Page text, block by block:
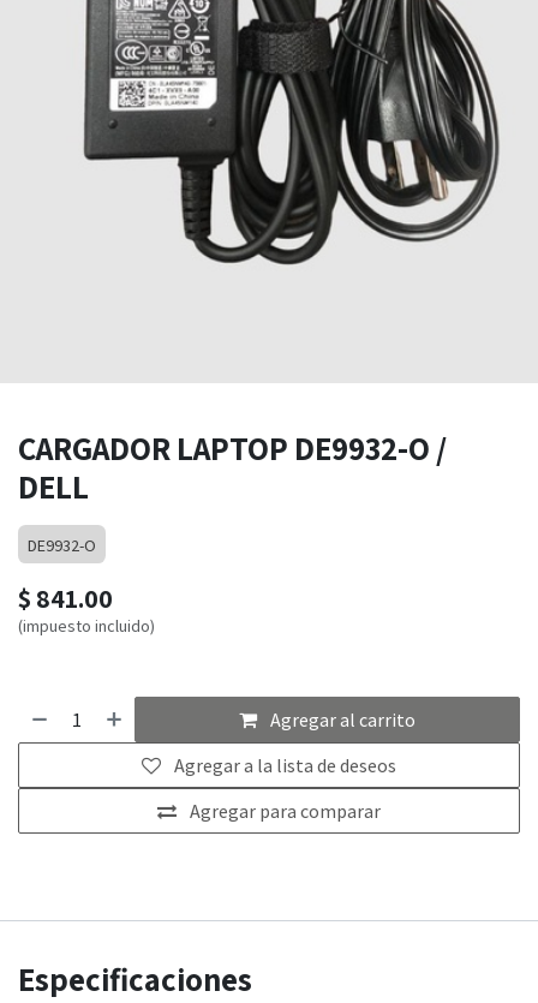
CARGADOR LAPTOP DE9932-O /
DELL
DE9932-O
$ 841.00
(impuesto incluido)
Agregar al carrito
Agregar para comparar
Agregar a la lista de deseos
Especificaciones